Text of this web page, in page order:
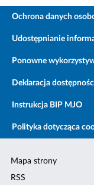
Ochrona danych
Udostępnianie
Ponowne
Deklaracja
Instrukcja BIP MJO
Polityka dotycząca
Mapa strony
RSS